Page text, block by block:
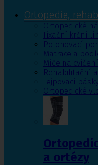
Ortopedie,
Ortopedické
Fixační krční
Polohovací
Matrace a
Míče na
Rehabilitační
Tejpovací pásky
Ortopedické
a ortézy